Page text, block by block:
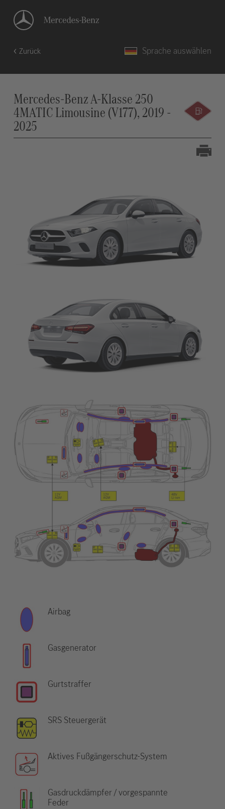
Zurück Sprache auswählen
Mercedes-Benz A-Klasse 250
4MATIC Limousine (V177), 2019 -
2025
Airbag
Gasgenerator
Gurtstraffer
SRS Steuergerät
Aktives Fußgängerschutz-System
Gasdruckdämpfer / vorgespannte
Feder